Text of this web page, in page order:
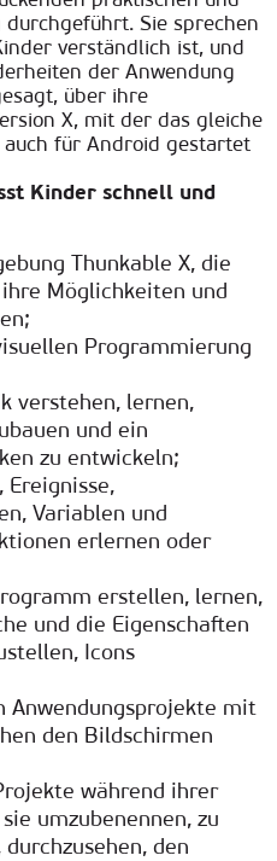
Sie sprechen
verständlich ist, und
der Anwendung
über ihre
X, mit der das gleiche
auch für Android gestartet
Kinder schnell und
Thunkable X, die
Möglichkeiten und
;
Programmierung
verstehen, lernen,
und ein
zu entwickeln;
Ereignisse,
Variablen und
erlernen oder
erstellen, lernen,
und die Eigenschaften
Icons
Anwendungsprojekte mit
den Bildschirmen
während ihrer
umzubenennen, zu
den